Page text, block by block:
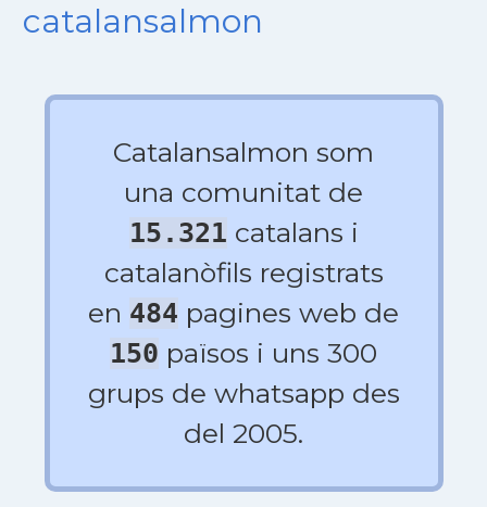
catalansalmon
Catalansalmon som
una comunitat de
15.321 catalans i
catalanòfils registrats
en 484 pagines web de
150 països i uns 300
grups de whatsapp des
del 2005.